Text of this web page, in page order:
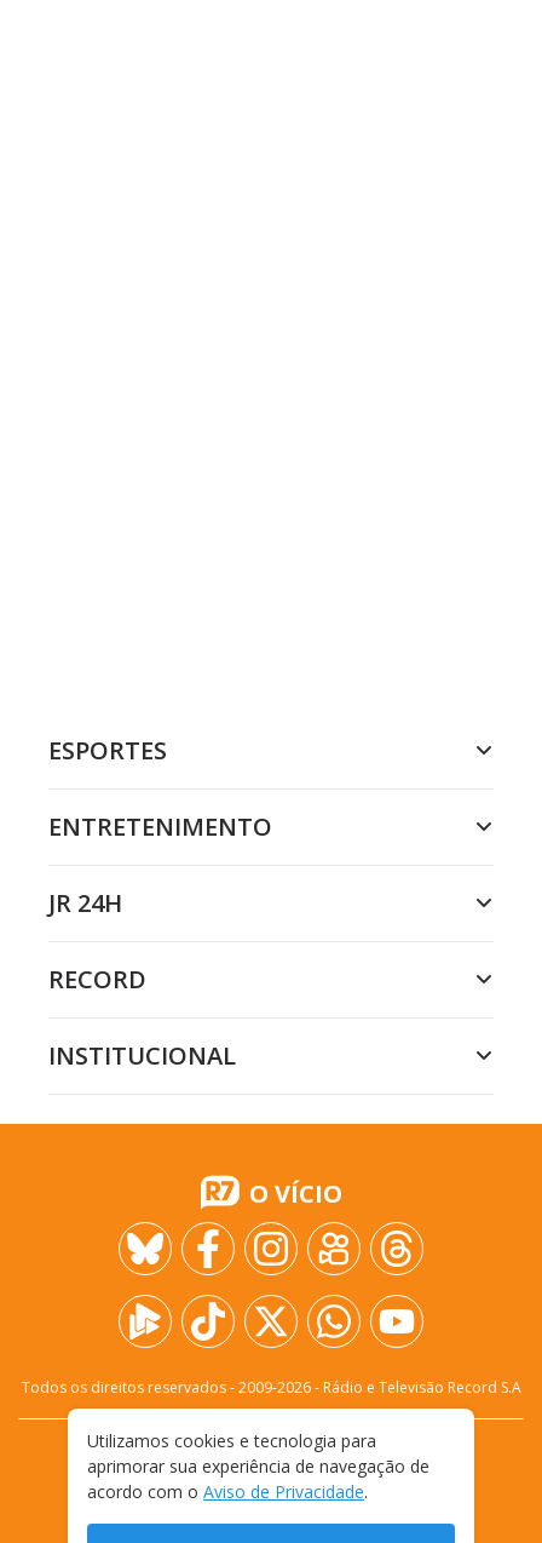
ESPORTES
ENTRETENIMENTO
JR 24H
RECORD
INSTITUCIONAL
O VÍCIO
Todos os direitos reservados - 2009-2026- Rádio e Televisão Record S.A
FALE CONOSCO
PRIVACIDADE
TERMOS E CONDIÇÕES DE USO
Utilizamos cookies e tecnologia para
aprimorar sua experiência de navegação de
acordo com o Aviso de Privacidade.